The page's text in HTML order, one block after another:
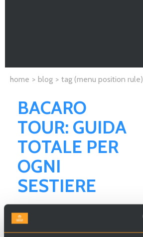
home blog tag (menu position rule)
BACARO
TOUR: GUIDA
TOTALE PER
OGNI
SESTIERE
Valeria Tuzzato